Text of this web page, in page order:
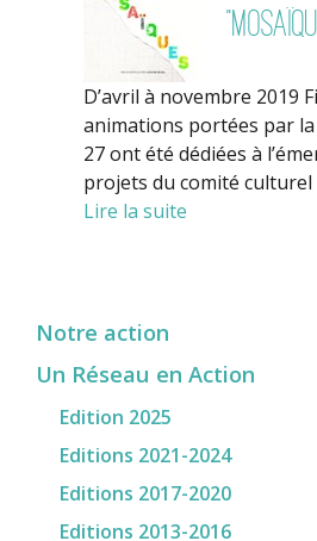
D’avril à novembre 2019
animations portées par la
27 ont été dédiées à
projets du comité culturel
Lire la suite
Notre action
Un Réseau en Action
Edition 2025
Editions 2021-2024
Editions 2017-2020
Editions 2013-2016